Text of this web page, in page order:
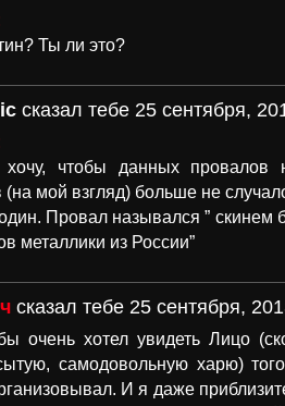
Ты ли это?
сказал тебе 25 сентября,
чтобы данных провалов
(на мой взгляд) больше не
Провал назывался ” скинем
металлики из России”
сказал тебе 25 сентября,
очень хотел увидеть Лицо
самодовольную харю) того
И я даже